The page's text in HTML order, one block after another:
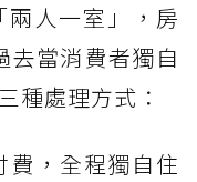
人一室」，房
去當消費者獨自
種處理方式：
費，全程獨自住